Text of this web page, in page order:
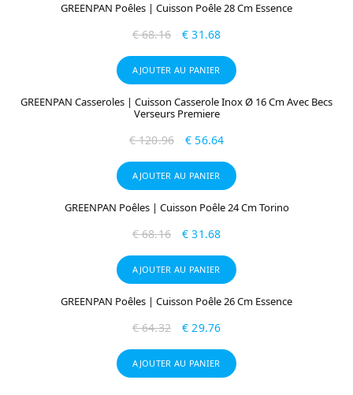
GREENPAN Poêles | Cuisson Poêle 28 Cm Essence
€68.16 € 31.68
AJOUTER AU PANIER
GREENPAN Casseroles | Cuisson Casserole Inox Ø 16 Cm Avec Becs
Verseurs Premiere
€120.96 € 56.64
AJOUTER AU PANIER
GREENPAN Poêles | Cuisson Poêle 24 Cm Torino
€68.16 € 31.68
AJOUTER AU PANIER
GREENPAN Poêles | Cuisson Poêle 26 Cm Essence
€64.32 € 29.76
AJOUTER AU PANIER